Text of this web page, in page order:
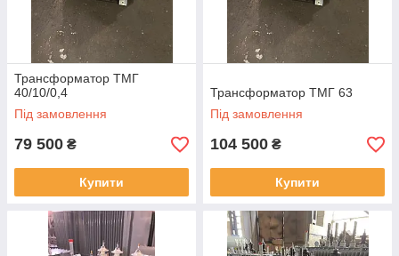
Трансформатор ТМГ
40/10/0,4
Під замовлення
79 500 ₴
Купити
Трансформатор ТМГ 63
Під замовлення
104 500 ₴
Купити